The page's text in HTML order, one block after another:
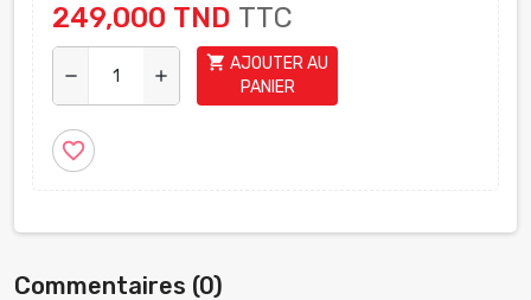
249,000 TND TTC
remove add
shopping_cart AJOUTER AU
PANIER
favorite_border
Commentaires (0)